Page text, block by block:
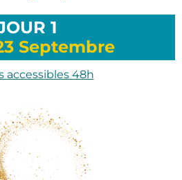
1
Septembre
accessibles 48h